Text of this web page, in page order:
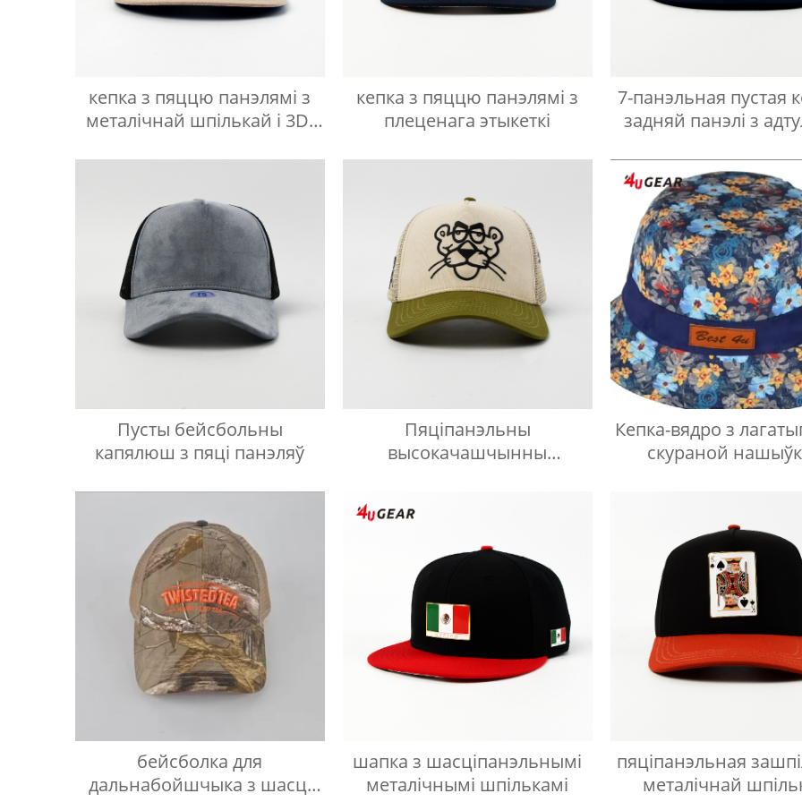
кепка з пяццю панэлямі з
металічнай шпількай і 3D-
кепка з пяццю панэлямі з
плеценага этыкеткі
7-панэльная пустая
задняй панэлі з
Пусты бейсбольны
капялюш з пяці панэляў
Пяціпанэльны
высокачашчынны
Кепка-вядро з
скураной
бейсболка для
дальнабойшчыка з шасці
шапка з шасціпанэльнымі
металічнымі шпількамі
пяціпанэльная
металічнай